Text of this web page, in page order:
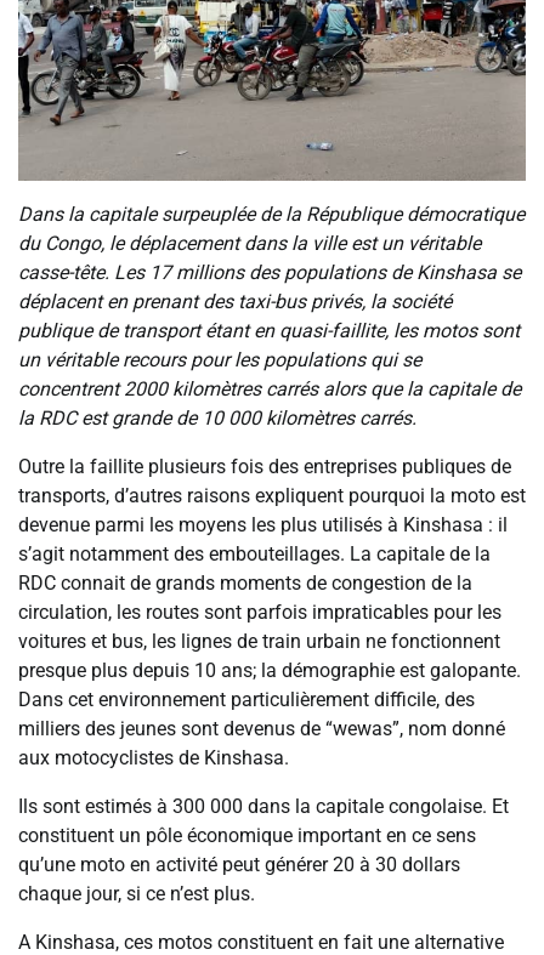
Dans la capitale surpeuplée de la République démocratique
du Congo, le déplacement dans la ville est un véritable
casse-tête. Les 17 millions des populations de Kinshasa se
déplacent en prenant des taxi-bus privés, la société
publique de transport étant en quasi-faillite, les motos sont
un véritable recours pour les populations qui se
concentrent 2000 kilomètres carrés alors que la capitale de
la RDC est grande de 10 000 kilomètres carrés.
Outre la faillite plusieurs fois des entreprises publiques de
transports, d’autres raisons expliquent pourquoi la moto est
devenue parmi les moyens les plus utilisés à Kinshasa : il
s’agit notamment des embouteillages. La capitale de la
RDC connait de grands moments de congestion de la
circulation, les routes sont parfois impraticables pour les
voitures et bus, les lignes de train urbain ne fonctionnent
presque plus depuis 10 ans; la démographie est galopante.
Dans cet environnement particulièrement difficile, des
milliers des jeunes sont devenus de “wewas”, nom donné
aux motocyclistes de Kinshasa.
Ils sont estimés à 300 000 dans la capitale congolaise. Et
constituent un pôle économique important en ce sens
qu’une moto en activité peut générer 20 à 30 dollars
chaque jour, si ce n’est plus.
A Kinshasa, ces motos constituent en fait une alternative